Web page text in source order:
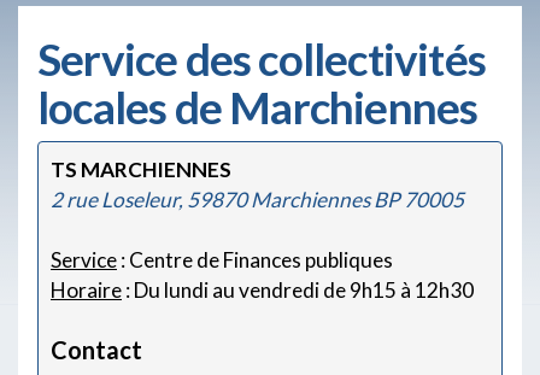
Service des collectivités
locales de Marchiennes
TS MARCHIENNES
2 rue Loseleur, 59870 Marchiennes BP 70005
Service: Centre de Finances publiques
Horaire: Du lundi au vendredi de 9h15 à 12h30
Contact